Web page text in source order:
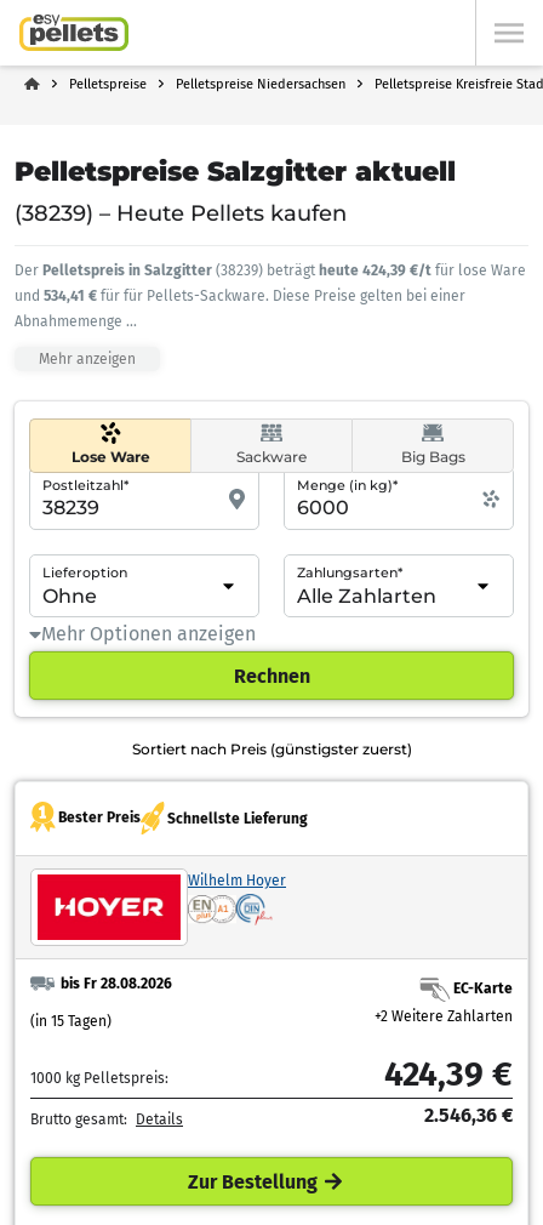
Pelletspreise Pelletspreise Niedersachsen Pelletspreise Kreisfreie
Pelletspreise Salzgitter aktuell
(38239) – Heute Pellets kaufen
Der Pelletspreis in Salzgitter (38239) beträgt heute 424,39 €/t für lose Ware
und 534,41 € für für Pellets-Sackware. Diese Preise gelten bei einer
Abnahmemenge ...
Mehr anzeigen
Lose Ware Sackware Big Bags
Postleitzahl* Menge (in kg)*
Lieferoption Zahlungsarten*
Mehr Optionen anzeigen
Rechnen
Sortiert nach Preis (günstigster zuerst)
Bester Preis Schnellste Lieferung
Wilhelm Hoyer
bis Fr 28.08.2026
(in 15 Tagen)
EC-Karte
+2 Weitere Zahlarten
1000 kg Pelletspreis: 424,39 €
Brutto gesamt: Details 2.546,36 €
Zur Bestellung